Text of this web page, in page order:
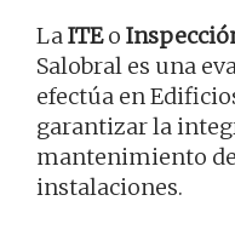
LaITEo
Salobral es una
efectúa en
garantizar la
mantenimiento
instalaciones.